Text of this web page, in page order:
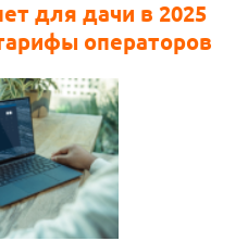
для дачи в 2025
операторов